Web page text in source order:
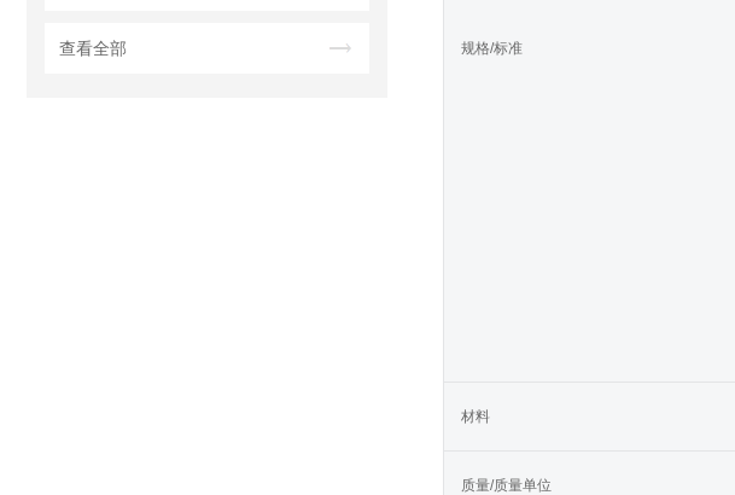
查看全部 规格/标准
材料
质量/质量单位